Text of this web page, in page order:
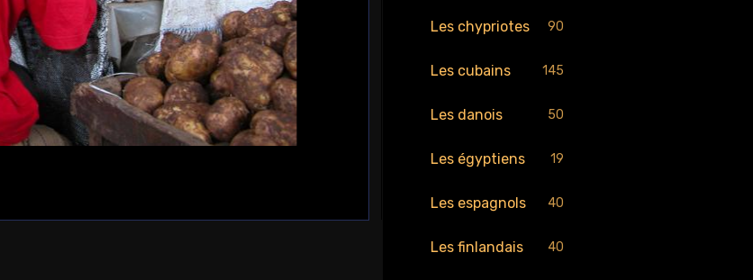
Les chypriotes 90
Les cubains 145
Les danois 50
Les égyptiens 19
Les espagnols 40
Les finlandais 40